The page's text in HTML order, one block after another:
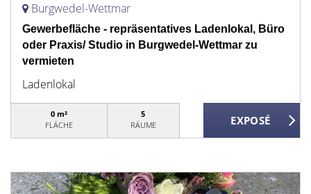
Burgwedel-Wettmar
Gewerbefläche - repräsentatives Ladenlokal, Büro
oder Praxis/ Studio in Burgwedel-Wettmar zu
vermieten
Ladenlokal
0 m²
FLÄCHE
5
RÄUME